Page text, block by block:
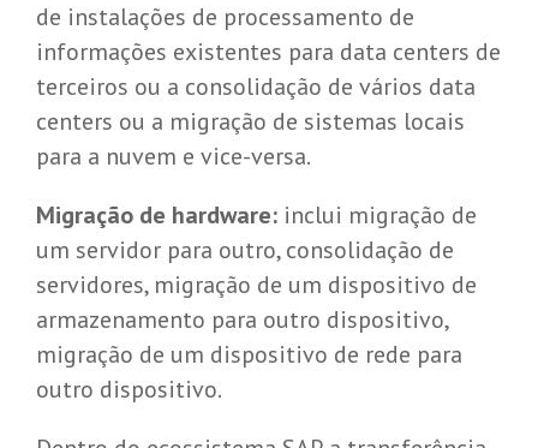
de instalações de processamento de
informações existentes para data centers de
terceiros ou a consolidação de vários data
centers ou a migração de sistemas locais
para a nuvem e vice-versa.
Migração de hardware:inclui migração de
um servidor para outro, consolidação de
servidores, migração de um dispositivo de
armazenamento para outro dispositivo,
migração de um dispositivo de rede para
outro dispositivo.